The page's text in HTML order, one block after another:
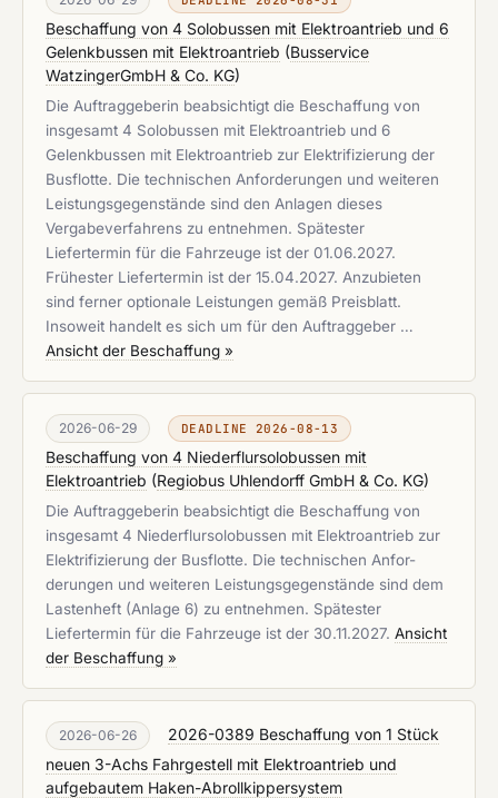
Beschaffung von 4 Solobussen mit Elektroantrieb und 6
Gelenkbussen mit Elektroantrieb (Busservice
WatzingerGmbH & Co. KG)
Die Auftraggeberin beabsichtigt die Beschaffung von
insgesamt 4 Solobussen mit Elektroantrieb und 6
Gelenkbussen mit Elektroantrieb zur Elektrifizierung der
Busflotte. Die technischen Anforderungen und weiteren
Leistungsgegenstände sind den Anlagen dieses
Vergabeverfahrens zu entnehmen. Spätester
Liefertermin für die Fahrzeuge ist der 01.06.2027.
Frühester Liefertermin ist der 15.04.2027. Anzubieten
sind ferner optionale Leistungen gemäß Preisblatt.
Insoweit handelt es sich um für den Auftraggeber …
Ansicht der Beschaffung »
2026-06-29 DEADLINE 2026-08-13
Beschaffung von 4 Niederflursolobussen mit
Elektroantrieb (Regiobus Uhlendorff GmbH & Co. KG)
Die Auftraggeberin beabsichtigt die Beschaffung von
insgesamt 4 Niederflursolobussen mit Elektroantrieb zur
Elektrifizierung der Busflotte. Die technischen Anfor-
derungen und weiteren Leistungsgegenstände sind dem
Lastenheft (Anlage 6) zu entnehmen. Spätester
Liefertermin für die Fahrzeuge ist der 30.11.2027. Ansicht
der Beschaffung »
2026-06-26
2026-0389 Beschaffung von 1 Stück
neuen 3-Achs Fahrgestell mit Elektroantrieb und
aufgebautem Haken-Abrollkippersystem